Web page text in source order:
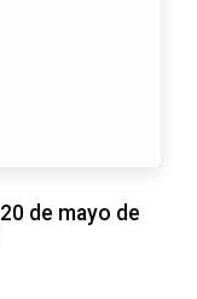
20 de mayo de